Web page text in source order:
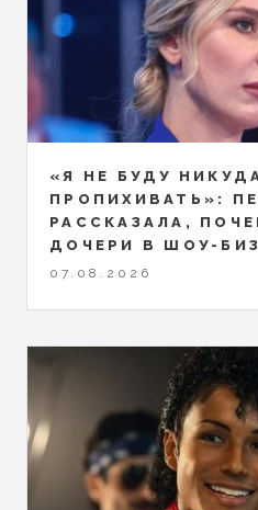
«Я НЕ БУДУ
ПРОПИХИВАТЬ»:
РАССКАЗАЛА,
ДОЧЕРИ В ШОУ-
07.08.2026